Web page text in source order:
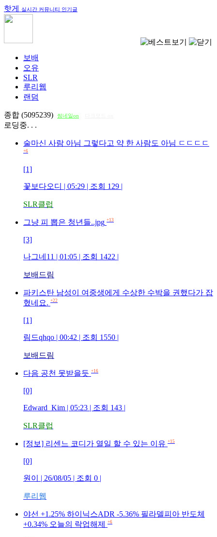
핫게 실시간 커뮤니티 인기글
보배
오유
SLR
루리웹
랜덤
종합 (5095239) 썸네일on
로딩중. . .
술마신 사람 아님 그렇다고 약 한 사람도 아님 ㄷㄷㄷㄷ
+6
[1]
꽃보다오디 | 05:29 | 조회 129 |
SLR클럽
그냥 피 뽑은 청년들..jpg +13
[3]
나그네11 | 01:05 | 조회 1422 |
보배드림
파키스탄 남성이 여중생에게 수상한 수박을 권했다가 잡
혔네요. +22
[1]
림드qhqo | 00:42 | 조회 1550 |
보배드림
다음 공천 못받을듯 +16
[0]
Edward_Kim | 05:23 | 조회 143 |
SLR클럽
[정보] 리센느 코디가 열일 할 수 있는 이유 +15
[0]
원이 | 26/08/05 | 조회 0 |
루리웹
야선 +1.25% 하이닉스ADR -5.36% 필라델피아 반도체
+0.34% 오늘의 락업해제
+6